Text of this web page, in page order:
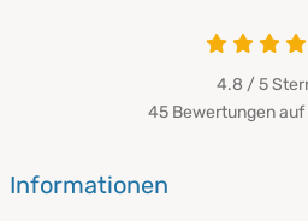
4.8 / 5
45 Bewertungen auf
Informationen